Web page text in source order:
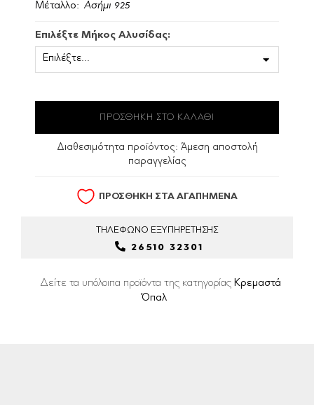
Μέταλλο: Ασήμι 925
Επιλέξτε Μήκος Αλυσίδας:
Διαθεσιμότητα προϊόντος: Άμεση αποστολή
παραγγελίας
ΠΡΟΣΘΗΚΗ ΣΤΑ ΑΓΑΠΗΜΕΝΑ
ΤΗΛΕΦΩΝΟ ΕΞΥΠΗΡΕΤΗΣΗΣ
26510 32301
Δείτε τα υπόλοιπα προϊόντα της κατηγορίας Κρεμαστά
Όπαλ